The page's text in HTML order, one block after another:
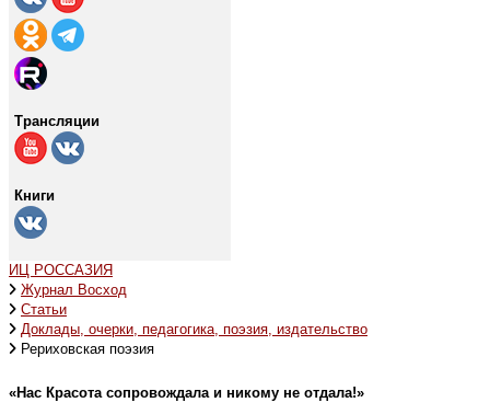
Трансляции
Книги
ИЦ РОССАЗИЯ
Журнал Восход
Статьи
Доклады, очерки, педагогика, поэзия, издательство
Рериховская поэзия
«Нас Красота сопровождала и никому не отдала!»